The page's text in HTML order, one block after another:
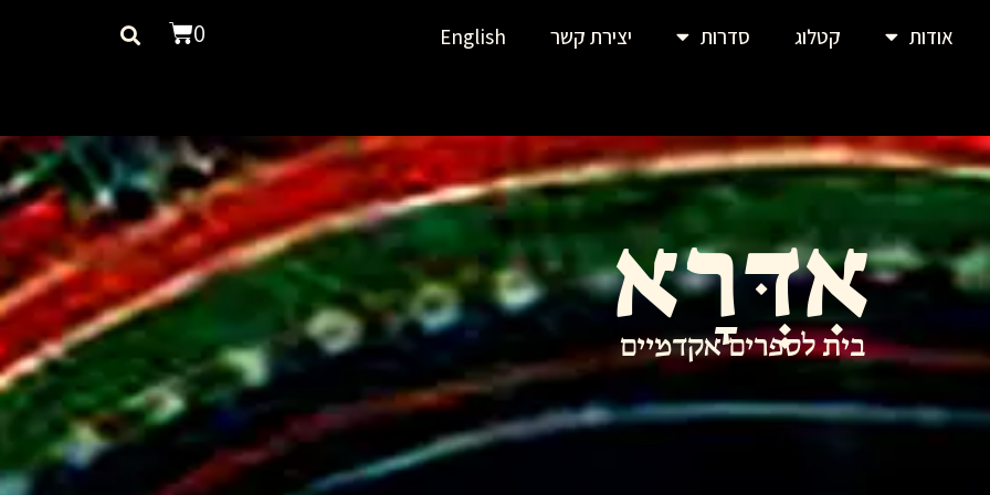
אודות קטלוג סדרות יצירת קשר English
0
אִדְּרָא
בית לספרים אקדמיים